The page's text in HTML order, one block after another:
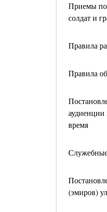
Приемы
солдат и
Правила
Правила
время
(эмиров)